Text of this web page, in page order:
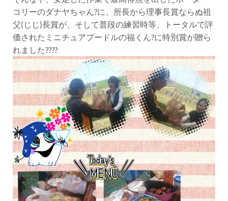
コリーのダナヤちゃん?に、所長から理事長賞ならぬ祖
父(じじ)長賞が、そして普段の練習時等、トータルで評
価されたミニチュアプードルの福くん?に特別賞が贈ら
れました????